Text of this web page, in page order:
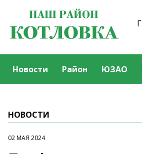
Новости Район ЮЗАО
НОВОСТИ
02 МАЯ 2024